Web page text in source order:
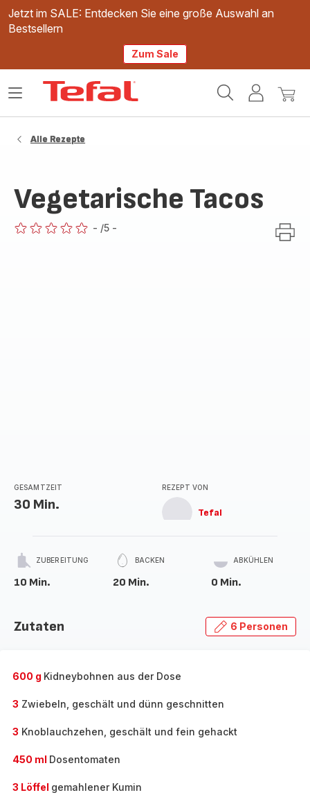
Jetzt im SALE: Entdecken Sie eine große Auswahl an
Bestsellern
Zum Sale
Mein
Mein
Das
Alle Rezepte
Vegetarische Tacos
- /5 -
GESAMTZEIT
30 Min.
REZEPT VON
Tefal
ZUBEREITUNG
10 Min.
BACKEN
20 Min.
ABKÜHLEN
0 Min.
Zutaten 6 Personen
600 g Kidneybohnen aus der Dose
3 Zwiebeln, geschält und dünn geschnitten
3 Knoblauchzehen, geschält und fein gehackt
450 ml Dosentomaten
3 Löffel gemahlener Kumin